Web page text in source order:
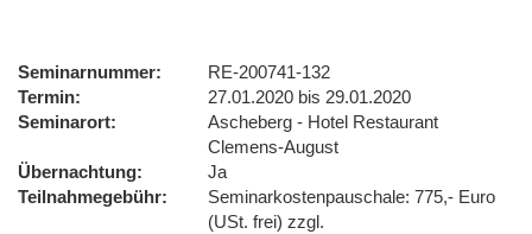
Seminarnummer
RE-200741-132
Termin
27.01.2020 bis 29.01.2020
Seminarort
Ascheberg - Hotel Restaurant
Clemens-August
Übernachtung
Ja
Teilnahmegebühr
Seminarkostenpauschale: 775,- Euro
(USt. frei) zzgl.